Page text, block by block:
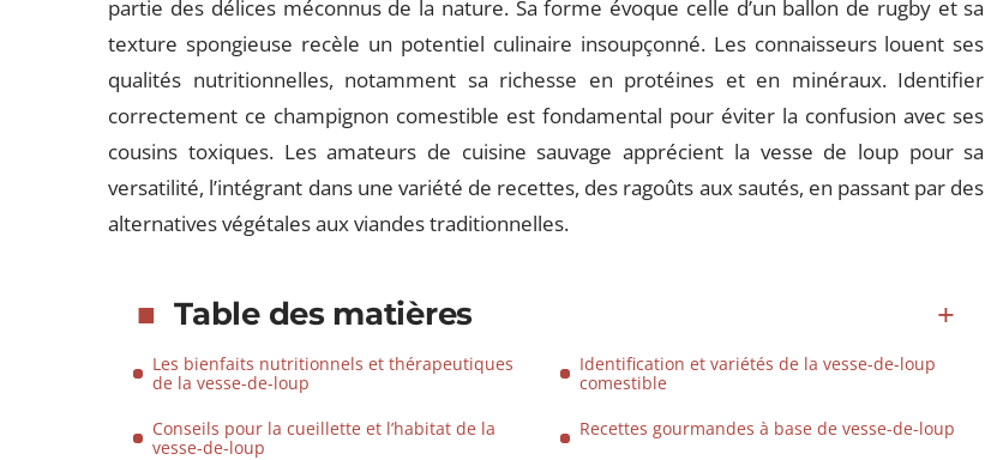
partie des délices méconnus de la nature. Sa forme évoque celle d’un ballon de rugby et sa
texture spongieuse recèle un potentiel culinaire insoupçonné. Les connaisseurs louent ses
qualités nutritionnelles, notamment sa richesse en protéines et en minéraux. Identifier
correctement ce champignon comestible est fondamental pour éviter la confusion avec ses
cousins toxiques. Les amateurs de cuisine sauvage apprécient la vesse de loup pour sa
versatilité, l’intégrant dans une variété de recettes, des ragoûts aux sautés, en passant par des
alternatives végétales aux viandes traditionnelles.
Table des matières
Les bienfaits nutritionnels et thérapeutiques
de la vesse-de-loup
Identification et variétés de la vesse-de-loup
comestible
Conseils pour la cueillette et l’habitat de la
vesse-de-loup
Recettes gourmandes à base de vesse-de-loup